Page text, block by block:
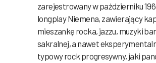
zarejestrowany w październiku
longplay Niemena, zawierający
mieszankę rocka, jazzu, muzyki
sakralnej, a nawet
typowy rock progresywny, jaki